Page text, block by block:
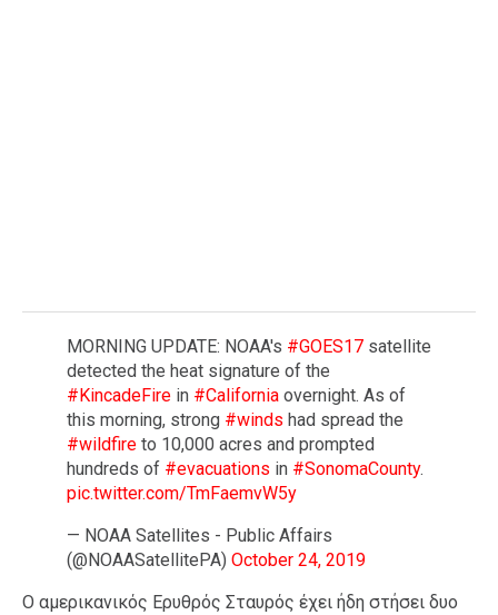
MORNING UPDATE: NOAA's #GOES17 satellite
detected the heat signature of the
#KincadeFire in #California overnight. As of
this morning, strong #winds had spread the
#wildfire to 10,000 acres and prompted
hundreds of #evacuations in #SonomaCounty.
pic.twitter.com/TmFaemvW5y
— NOAA Satellites - Public Affairs
(@NOAASatellitePA) October 24, 2019
Ο αμερικανικός Ερυθρός Σταυρός έχει ήδη στήσει δυο